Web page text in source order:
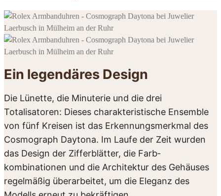
Ein legendäres Design
Die Lünette, die Minuterie und die drei
Totalisatoren: Dieses charakteristische Ensemble
von fünf Kreisen ist das Erkennungsmerkmal des
Cosmograph Daytona. Im Laufe der Zeit wurden
das Design der Zifferblätter, die Farb­­
kombinationen und die Architektur des Gehäuses
regelmäßig überarbeitet, um die Eleganz des